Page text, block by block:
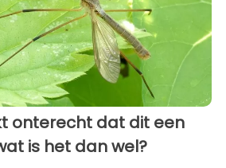
onterecht dat dit een
is het dan wel?